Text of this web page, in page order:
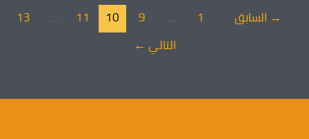
→ السابق 1
…
9
10
11
…
13
التالي ←